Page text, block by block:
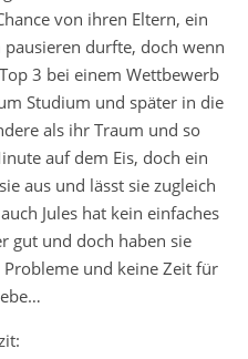
von ihren Eltern, ein
durfte, doch wenn
3 bei einem Wettbewerb
Studium und später in die
als ihr Traum und so
auf dem Eis, doch ein
aus und lässt sie zugleich
Jules hat kein einfaches
gut und doch haben sie
und keine Zeit für